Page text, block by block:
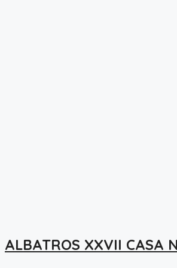
ALBATROS XXVII CASA